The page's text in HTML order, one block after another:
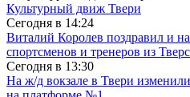
Культурный движ Твери
Сегодня в 14:24
Виталий Королев поздравил и
спортсменов и тренеров из
Сегодня в 13:30
На ж/д вокзале в Твери